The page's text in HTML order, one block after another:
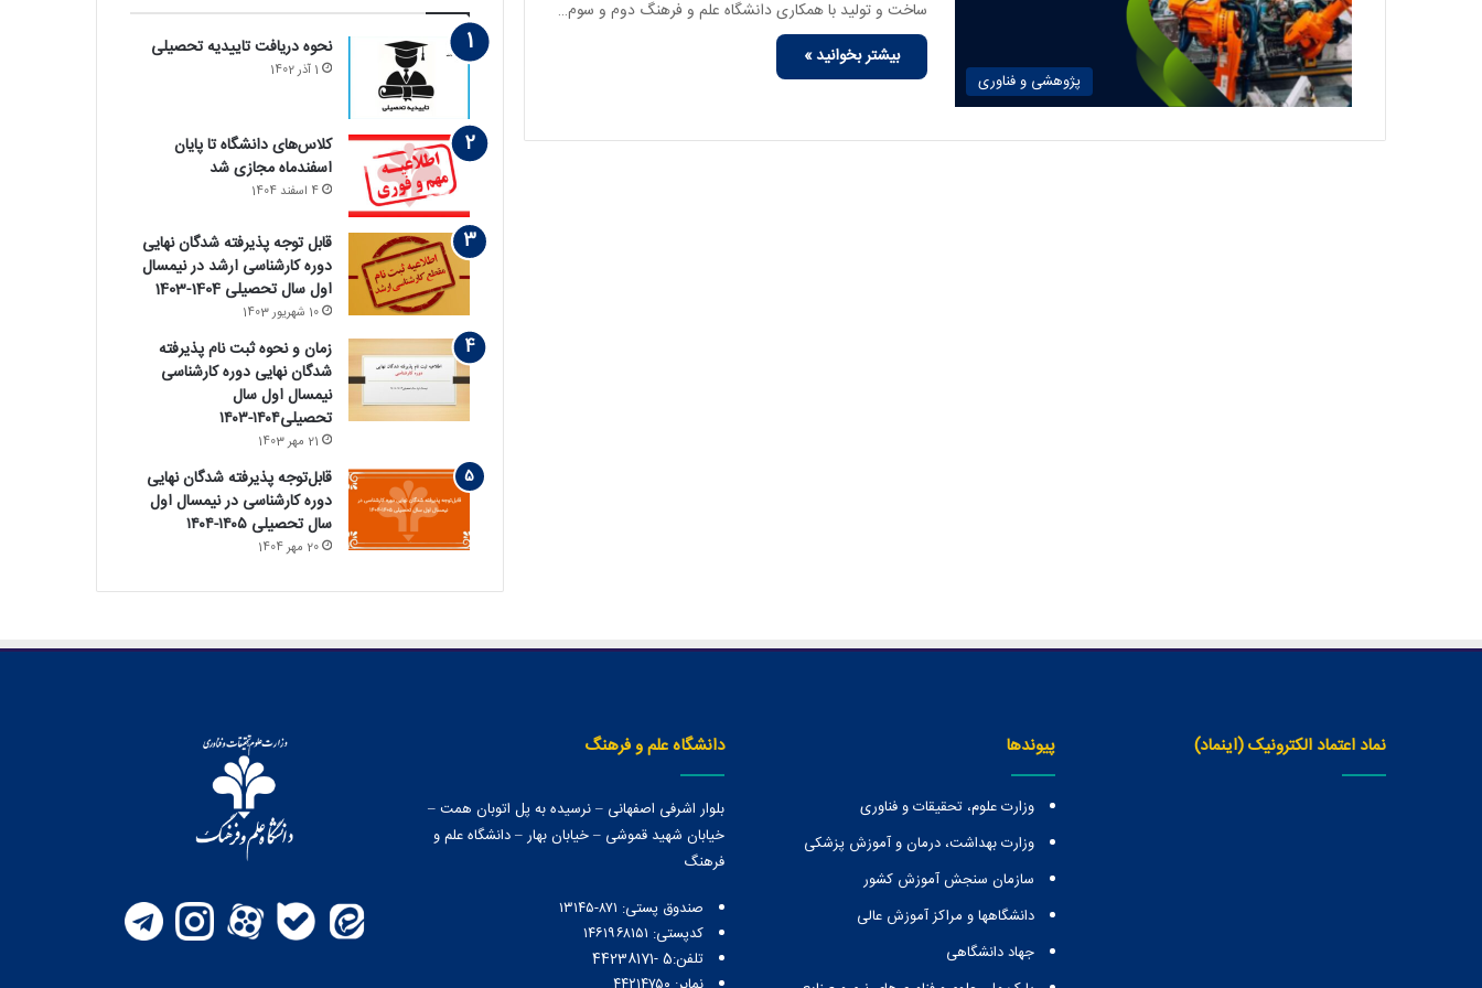
پژوهشی و فناوری
ساخت و تولید با همکاری دانشگاه علم و فرهنگ دوم و سوم…
بیشتر بخوانید »
نحوه دریافت تاییدیه تحصیلی
1 آذر 1402
کلاس‌های دانشگاه تا پایان
اسفندماه مجازی شد
4 اسفند 1404
قابل توجه پذیرفته‏ شدگان نهایی
دوره کارشناسی ارشد در نیمسال
اول سال تحصیلی 1404-1403
10 شهریور 1403
زمان و نحوه ثبت نام پذیرفته
‏شدگان نهایی دوره کارشناسی
نیمسال اول سال
تحصیلی۱۴۰۴-۱۴۰۳
21 مهر 1403
قابل‌توجه پذیرفته‏ شدگان نهایی
دوره کارشناسی در نیمسال اول
سال تحصیلی ۱۴۰۵-۱۴۰۴
20 مهر 1404
نماد اعتماد الکترونیک (اینماد) پیوندها
وزارت علوم، تحقیقات و فناوری
وزارت بهداشت، درمان و آموزش پزشکی
سازمان سنجش آموزش کشور
دانشگاهها و مراكز آموزش عالی
جهاد دانشگاهی
دانشگاه علم و فرهنگ
بلوار اشرفی اصفهانی – نرسیده به پل اتوبان همت –
خیابان شهید قموشی – خیابان بهار – دانشگاه علم و
فرهنگ
صندوق پستی:‌ ۸۷۱-۱۳۱۴۵
کدپستی: ۱۴۶۱۹۶۸۱۵۱
تلفن:5 -44238171